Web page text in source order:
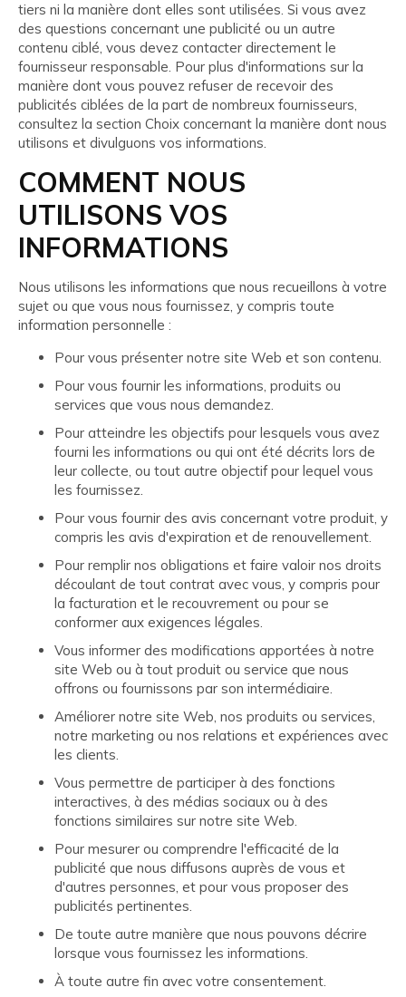
tiers ni la manière dont elles sont utilisées. Si vous avez
des questions concernant une publicité ou un autre
contenu ciblé, vous devez contacter directement le
fournisseur responsable. Pour plus d'informations sur la
manière dont vous pouvez refuser de recevoir des
publicités ciblées de la part de nombreux fournisseurs,
consultez la section Choix concernant la manière dont nous
utilisons et divulguons vos informations.
COMMENT NOUS
UTILISONS VOS
INFORMATIONS
Nous utilisons les informations que nous recueillons à votre
sujet ou que vous nous fournissez, y compris toute
information personnelle :
Pour vous présenter notre site Web et son contenu.
Pour vous fournir les informations, produits ou
services que vous nous demandez.
Pour atteindre les objectifs pour lesquels vous avez
fourni les informations ou qui ont été décrits lors de
leur collecte, ou tout autre objectif pour lequel vous
les fournissez.
Pour vous fournir des avis concernant votre produit, y
compris les avis d'expiration et de renouvellement.
Pour remplir nos obligations et faire valoir nos droits
découlant de tout contrat avec vous, y compris pour
la facturation et le recouvrement ou pour se
conformer aux exigences légales.
Vous informer des modifications apportées à notre
site Web ou à tout produit ou service que nous
offrons ou fournissons par son intermédiaire.
Améliorer notre site Web, nos produits ou services,
notre marketing ou nos relations et expériences avec
les clients.
Vous permettre de participer à des fonctions
interactives, à des médias sociaux ou à des
fonctions similaires sur notre site Web.
Pour mesurer ou comprendre l'efficacité de la
publicité que nous diffusons auprès de vous et
d'autres personnes, et pour vous proposer des
publicités pertinentes.
De toute autre manière que nous pouvons décrire
lorsque vous fournissez les informations.
À toute autre fin avec votre consentement.